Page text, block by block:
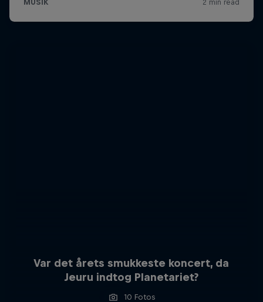
Var det årets smukkeste koncert, da
Jeuru indtog Planetariet?
10 Fotos